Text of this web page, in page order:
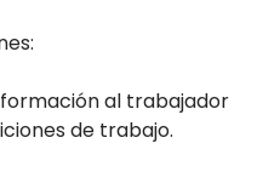
al trabajador
de trabajo.